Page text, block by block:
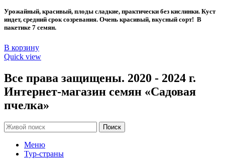
составляла
60 ₽.
30 ₽.
Урожайный, красивый, плоды сладкие, практически без кислинки. Куст
индет, средний срок созревания. Очень красивый, вкусный сорт! В
пакетике 7 семян.
В корзину
Quick view
Все права защищены. 2020 - 2024 г.
Интернет-магазин семян «Садовая
пчелка»
Поиск
Меню
Тур-страны